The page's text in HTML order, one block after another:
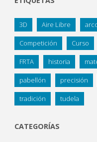
3D Aire Libre
Competición Curso
FRTA historia
pabellón precisión
tradición tudela
CATEGORÍAS